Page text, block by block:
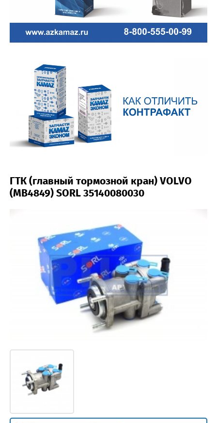
ГТК (главный тормозной кран) VOLVO
(MB4849) SORL 35140080030